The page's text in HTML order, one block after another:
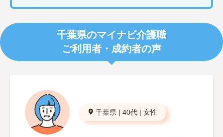
千葉県のマイナビ介護職
ご利用者・成約者の声
千葉県 | 40代 | 女性